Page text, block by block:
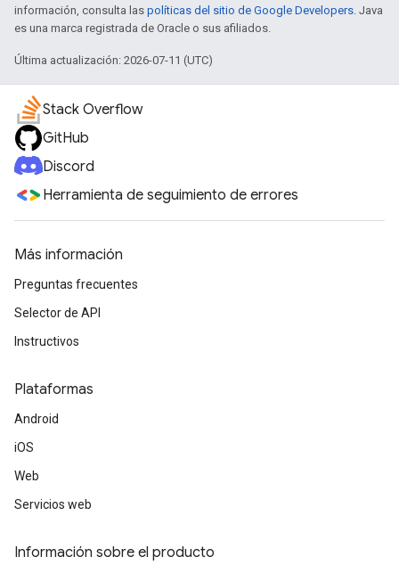
información, consulta las políticas del sitio de Google Developers . Java
es una marca registrada de Oracle o sus afiliados.
Última actualización: 2026-07-11 (UTC)
Stack Overflow
GitHub
Discord
Herramienta de seguimiento de errores
Más información
Preguntas frecuentes
Selector de API
Instructivos
Plataformas
Android
iOS
Web
Servicios web
Información sobre el producto